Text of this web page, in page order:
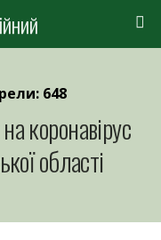
648
коронавірус
області